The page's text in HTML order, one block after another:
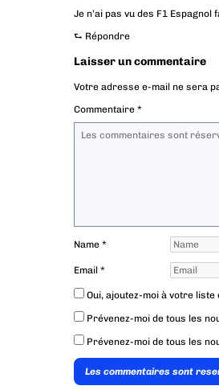
Je n’ai pas vu des F1
⮑ Répondre
Laisser un commentaire
Votre adresse e-mail ne sera
Commentaire *
Name *
Email *
Oui, ajoutez-moi à votre liste
Prévenez-moi de tous les
Prévenez-moi de tous les
Les commentaires sont